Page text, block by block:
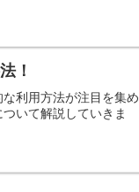
！
利用方法が注目を集め
いて解説していきま